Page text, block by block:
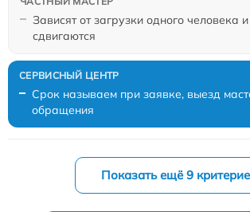
Зависят от загрузки одного человека
сдвигаются
Срок называем при заявке, выезд
обращения
Показать ещё 9